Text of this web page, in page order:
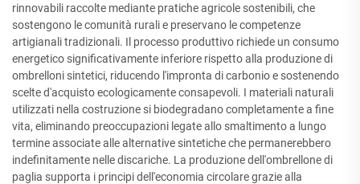
rinnovabili raccolte mediante pratiche agricole sostenibili, che
sostengono le comunità rurali e preservano le competenze
artigianali tradizionali. Il processo produttivo richiede un consumo
energetico significativamente inferiore rispetto alla produzione di
ombrelloni sintetici, riducendo l'impronta di carbonio e sostenendo
scelte d'acquisto ecologicamente consapevoli. I materiali naturali
utilizzati nella costruzione si biodegradano completamente a fine
vita, eliminando preoccupazioni legate allo smaltimento a lungo
termine associate alle alternative sintetiche che permanerebbero
indefinitamente nelle discariche. La produzione dell'ombrellone di
paglia supporta i principi dell'economia circolare grazie alla